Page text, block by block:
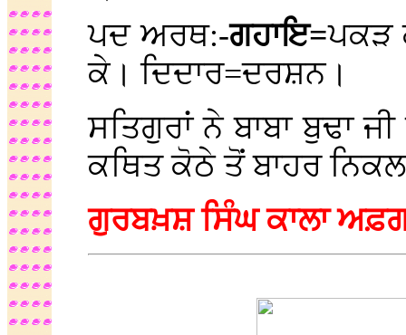
ਪਦ ਅਰਥ:-ਗਹਾਇ=ਪਕੜ
ਕੇ। ਦਿਦਾਰ=ਦਰਸ਼ਨ।
ਸਤਿਗੁਰਾਂ ਨੇ ਬਾਬਾ ਬੁਢਾ
ਕਥਿਤ ਕੋਠੇ ਤੋਂ ਬਾਹਰ
ਗੁਰਬਖ਼ਸ਼ ਸਿੰਘ ਕਾਲਾ